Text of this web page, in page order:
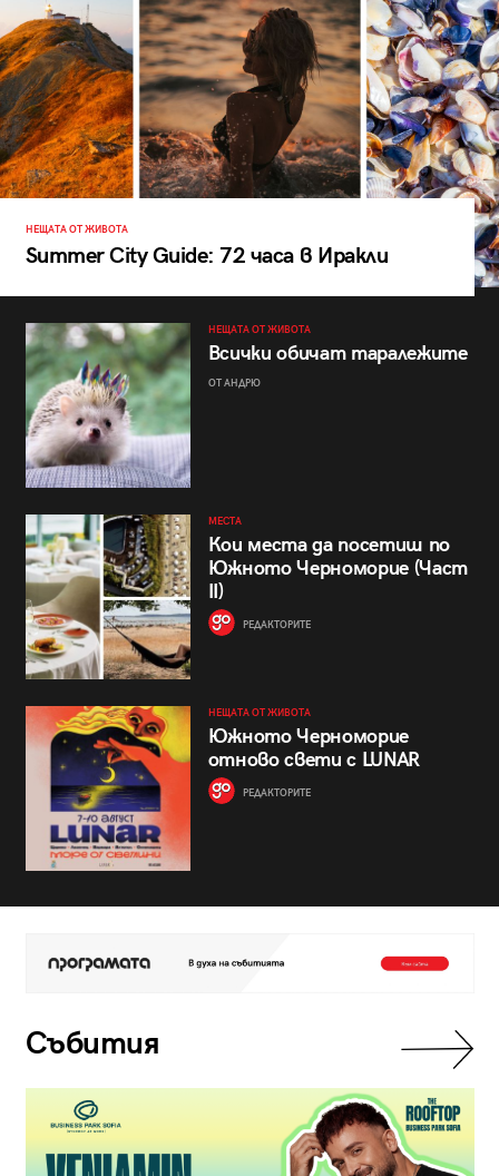
НЕЩАТА ОТ ЖИВОТА
Summer City Guide: 72 часа в Иракли
НЕЩАТА ОТ ЖИВОТА
Всички обичат таралежите
ОТ АНДРЮ
МЕСТА
Кои места да посетиш по
Южното Черноморие (Част
II)
РЕДАКТОРИТЕ
НЕЩАТА ОТ ЖИВОТА
Южното Черноморие
отново свети с LUNAR
РЕДАКТОРИТЕ
Събития